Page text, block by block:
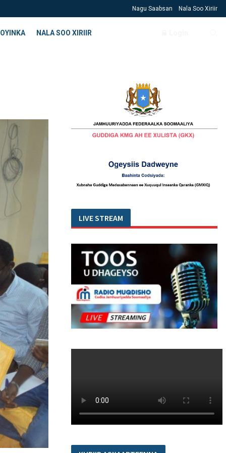
Nagu Saabsan Nala Soo Xiriir
NALA SOO XIRIIR
LIVE STREAM